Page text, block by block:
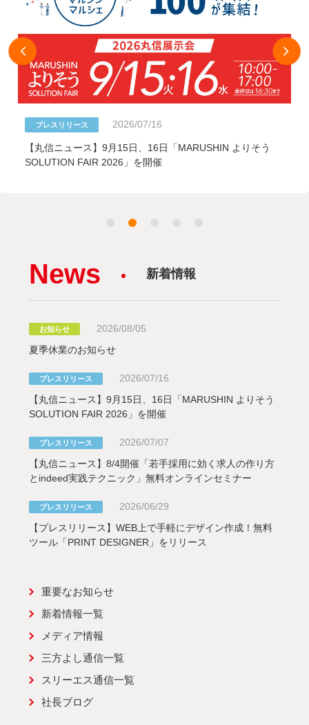
プレスリリース 2026/07/07
【丸信ニュース】8/4開催「若手採用に効く求人の作り方と
indeed実践テクニック」無料オンラインセミナー
News 新着情報
お知らせ
2026/08/05
夏季休業のお知らせ
プレスリリース
2026/07/16
【丸信ニュース】9月15日、16日「MARUSHIN よりそう
SOLUTION FAIR 2026」を開催
プレスリリース
2026/07/07
【丸信ニュース】8/4開催「若手採用に効く求人の作り方
とindeed実践テクニック」無料オンラインセミナー
プレスリリース
2026/06/29
【プレスリリース】WEB上で手軽にデザイン作成！無料
ツール「PRINT DESIGNER」をリリース
重要なお知らせ
新着情報一覧
メディア情報
三方よし通信一覧
スリーエス通信一覧
社長ブログ